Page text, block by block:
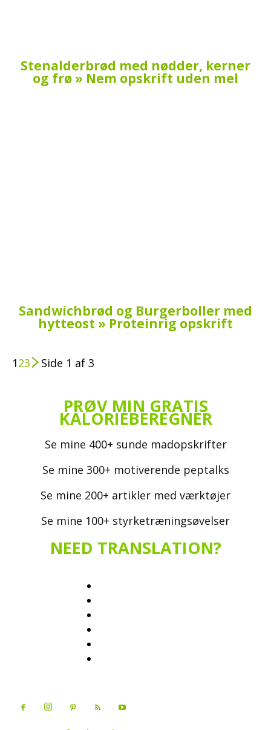
Stenalderbrød med nødder, kerner
og frø » Nem opskrift uden mel
Sandwichbrød og Burgerboller med
hytteost » Proteinrig opskrift
123 Side 1 af 3
PRØV MIN GRATIS
KALORIEBEREGNER
Se mine 400+ sunde madopskrifter
Se mine 300+ motiverende peptalks
Se mine 200+ artikler med værktøjer
Se mine 100+ styrketræningsøvelser
NEED TRANSLATION?